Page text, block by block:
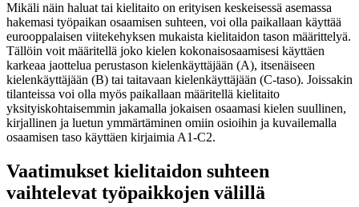
Mikäli näin haluat tai kielitaito on erityisen keskeisessä asemassa
hakemasi työpaikan osaamisen suhteen, voi olla paikallaan käyttää
eurooppalaisen viitekehyksen mukaista kielitaidon tason määrittelyä.
Tällöin voit määritellä joko kielen kokonaisosaamisesi käyttäen
karkeaa jaottelua perustason kielenkäyttäjään (A), itsenäiseen
kielenkäyttäjään (B) tai taitavaan kielenkäyttäjään (C-taso). Joissakin
tilanteissa voi olla myös paikallaan määritellä kielitaito
yksityiskohtaisemmin jakamalla jokaisen osaamasi kielen suullinen,
kirjallinen ja luetun ymmärtäminen omiin osioihin ja kuvailemalla
osaamisen taso käyttäen kirjaimia A1-C2.
Vaatimukset kielitaidon suhteen
vaihtelevat työpaikkojen välillä